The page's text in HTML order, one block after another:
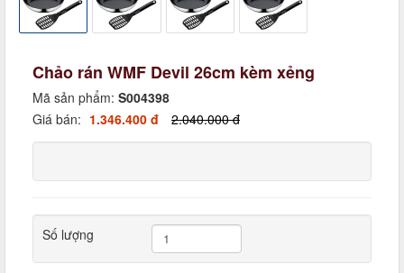
Chảo rán WMF Devil 26cm kèm xẻng
Mã sản phẩm: S004398
Giá bán: 1.346.400 đ 2.040.000 đ
Số lượng